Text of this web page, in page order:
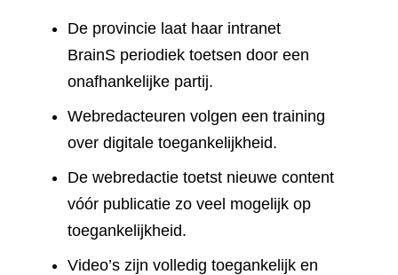
De provincie laat haar intranet
BrainS periodiek toetsen door een
onafhankelijke partij.
Webredacteuren volgen een training
over digitale toegankelijkheid.
De webredactie toetst nieuwe content
vóór publicatie zo veel mogelijk op
toegankelijkheid.
Video’s zijn volledig toegankelijk en